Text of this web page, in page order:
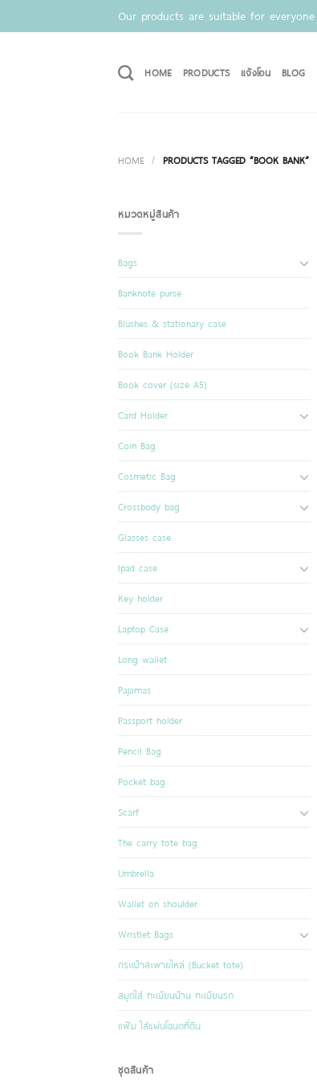
to
Our products are suitable for
HOME PRODUCTS แจ้งโอน BLOG
HOME / PRODUCTS TAGGED “BOOK BANK”
หมวดหมู่สินค้า
Bags
Banknote purse
Blushes & stationary case
Book Bank Holder
Book cover (size A5)
Card Holder
Coin Bag
Cosmetic Bag
Crossbody bag
Glasses case
Ipad case
Key holder
Laptop Case
Long wallet
Pajamas
Passport holder
Pencil Bag
Pocket bag
Scarf
The carry tote bag
Umbrella
Wallet on shoulder
Wristlet Bags
กระเป๋าสะพายไหล่ (Bucket tote)
สมุดใส่ ทะเบียนบ้าน ทะเบียนรถ
แฟ้ม ใส่แผ่นโฉนดที่ดิน
ชุดสินค้า